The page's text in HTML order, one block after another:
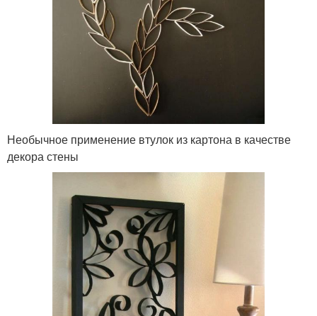
Необычное применение втулок из картона в качестве
декора стены